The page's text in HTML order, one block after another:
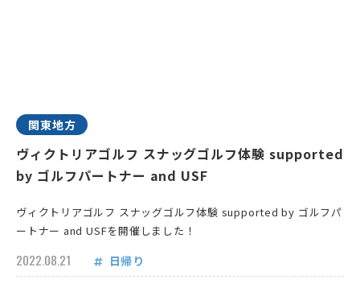
関東地方
ヴィクトリアゴルフ スナッグゴルフ体験 supported
by ゴルフパートナー and USF
ヴィクトリアゴルフ スナッグゴルフ体験 supported by ゴルフパ
ートナー and USFを開催しました！
2022.08.21 日帰り